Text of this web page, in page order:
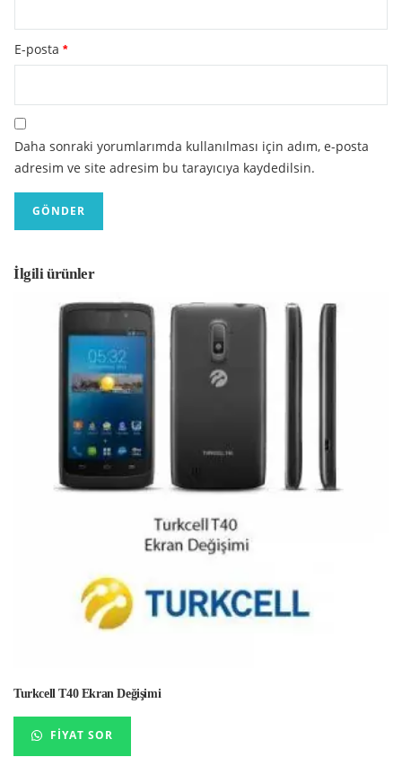
E-posta *
Daha sonraki yorumlarımda kullanılması için adım, e-posta
adresim ve site adresim bu tarayıcıya kaydedilsin.
İlgili ürünler
Turkcell T40 Ekran Değişimi
FIYAT SOR